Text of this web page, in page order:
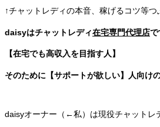
↑チャットレディの本音、稼げるコツ等つ
daisyはチャットレディ在宅専門代理店で
【在宅でも高収入を目指す人】
そのために【サポートが欲しい】人向け
daisyオーナー（←私）は現役チャットレ